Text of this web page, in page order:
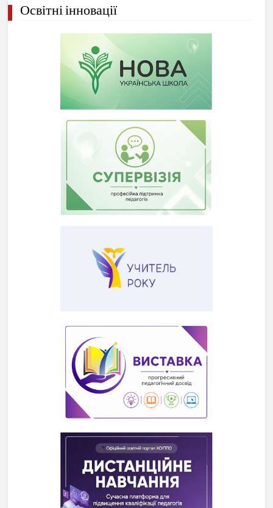
Освітні інновації